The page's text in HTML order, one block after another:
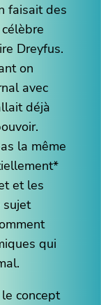
faisait des
Dreyfus.
on
avec
déjà
la même
et les
sujet
qui
concept